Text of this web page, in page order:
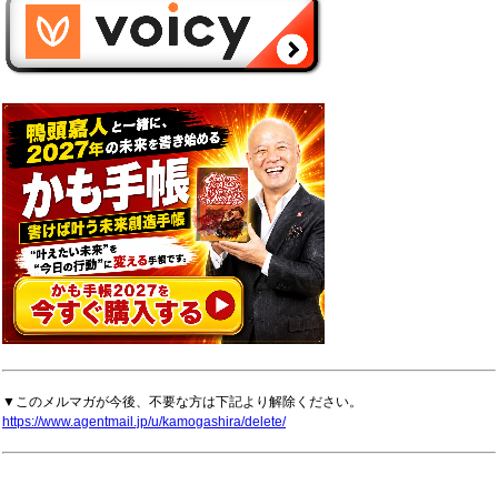
▼このメルマガが今後、不要な方は下記より解除ください。
https://www.agentmail.jp/u/kamogashira/delete/